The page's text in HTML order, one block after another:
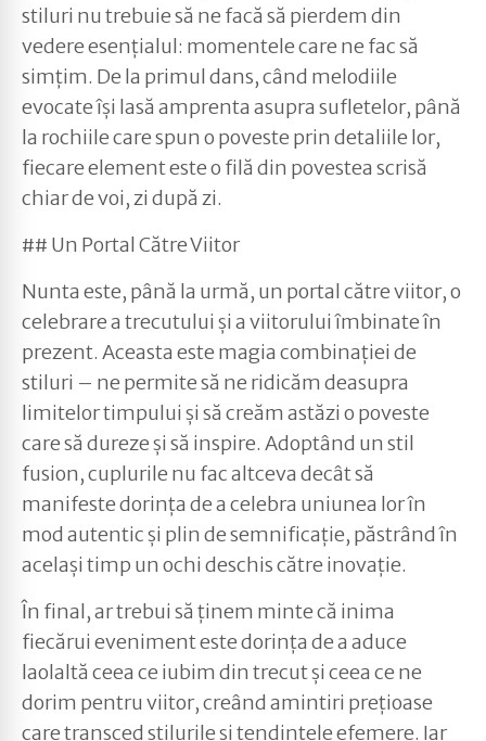
stiluri nu trebuie să ne facă să pierdem din
vedere esențialul: momentele care ne fac să
simțim. De la primul dans, când melodiile
evocate își lasă amprenta asupra sufletelor, până
la rochiile care spun o poveste prin detaliile lor,
fiecare element este o filă din povestea scrisă
chiar de voi, zi după zi.
## Un Portal Către Viitor
Nunta este, până la urmă, un portal către viitor, o
celebrare a trecutului și a viitorului îmbinate în
prezent. Aceasta este magia combinației de
stiluri – ne permite să ne ridicăm deasupra
limitelor timpului și să creăm astăzi o poveste
care să dureze și să inspire. Adoptând un stil
fusion, cuplurile nu fac altceva decât să
manifeste dorința de a celebra uniunea lor în
mod autentic și plin de semnificație, păstrând în
același timp un ochi deschis către inovație.
În final, ar trebui să ținem minte că inima
fiecărui eveniment este dorința de a aduce
laolaltă ceea ce iubim din trecut și ceea ce ne
dorim pentru viitor, creând amintiri prețioase
care transced stilurile și tendințele efemere. Iar